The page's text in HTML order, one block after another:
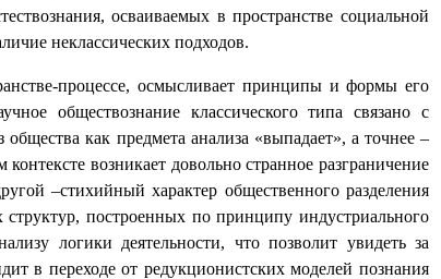
осваиваемых в пространстве социальной
неклассических подходов.
процессе, осмысливает принципы и формы его
обществознание классического типа связано с
как предмета анализа «выпадает», а точнее –
возникает довольно странное разграничение
–стихийный характер общественного разделения
структур, построенных по принципу индустриального
логики деятельности, что позволит увидеть за
в переходе от редукционистских моделей познания